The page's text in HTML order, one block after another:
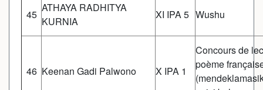
45
ATHAYA RADHITYA
KURNIA
XI IPA 5 Wushu
46 Keenan Gadi Palwono X IPA 1
Concours de
poème